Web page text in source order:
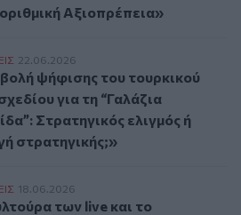
Αξιοπρέπεια»
ψήφισης του τουρκικού
22.06.2026
ψήφισης του τουρκικού
για τη “Γαλάζια
Στρατηγικός ελιγμός ή
στρατηγικής;»
των live και το παράδειγμα
18.06.2026
των live και το